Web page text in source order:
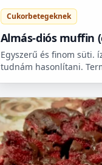
Cukorbetegeknek
Almás-diós muffin
Egyszerű és finom süti.
tudnám hasonlítani.